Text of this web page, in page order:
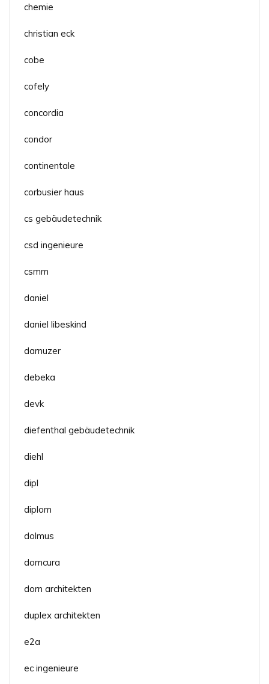
chemie
christian eck
cobe
cofely
concordia
condor
continentale
corbusier haus
cs gebäudetechnik
csd ingenieure
csmm
daniel
daniel libeskind
darnuzer
debeka
devk
diefenthal gebäudetechnik
diehl
dipl
diplom
dolmus
domcura
dorn architekten
duplex architekten
e2a
ec ingenieure